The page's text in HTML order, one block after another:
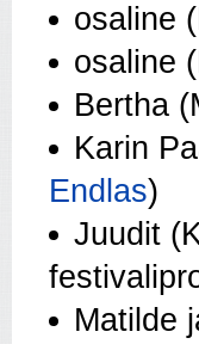
osaline
osaline
Bertha
Karin
Endlas)
Juudit
Matilde